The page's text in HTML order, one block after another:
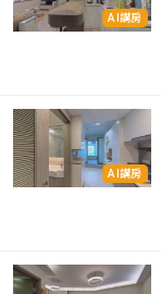
AI講房
AI講房